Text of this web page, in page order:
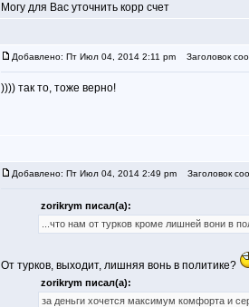
Могу для Вас уточнить корр счет
Добавлено: Пт Июл 04, 2014 2:11 pm Заголовок
)))) так то, тоже верно!
Добавлено: Пт Июл 04, 2014 2:49 pm Заголовок
zorikrym писал(а):
...что нам от турков кроме лишней вони в
От турков, выходит, лишняя вонь в политике?
zorikrym писал(а):
за деньги хочется максимум комфорта и